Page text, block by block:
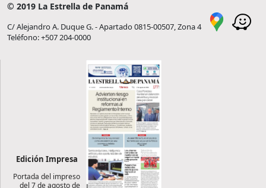
© 2019 La Estrella de Panamá
C/ Alejandro A. Duque G. - Apartado 0815-00507, Zona 4
Teléfono: +507 204-0000
Edición Impresa
Portada del impreso
del 7 de agosto de